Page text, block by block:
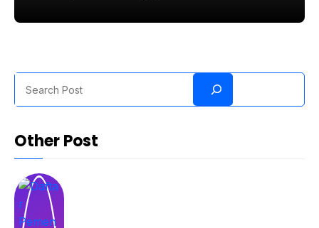
Other Post